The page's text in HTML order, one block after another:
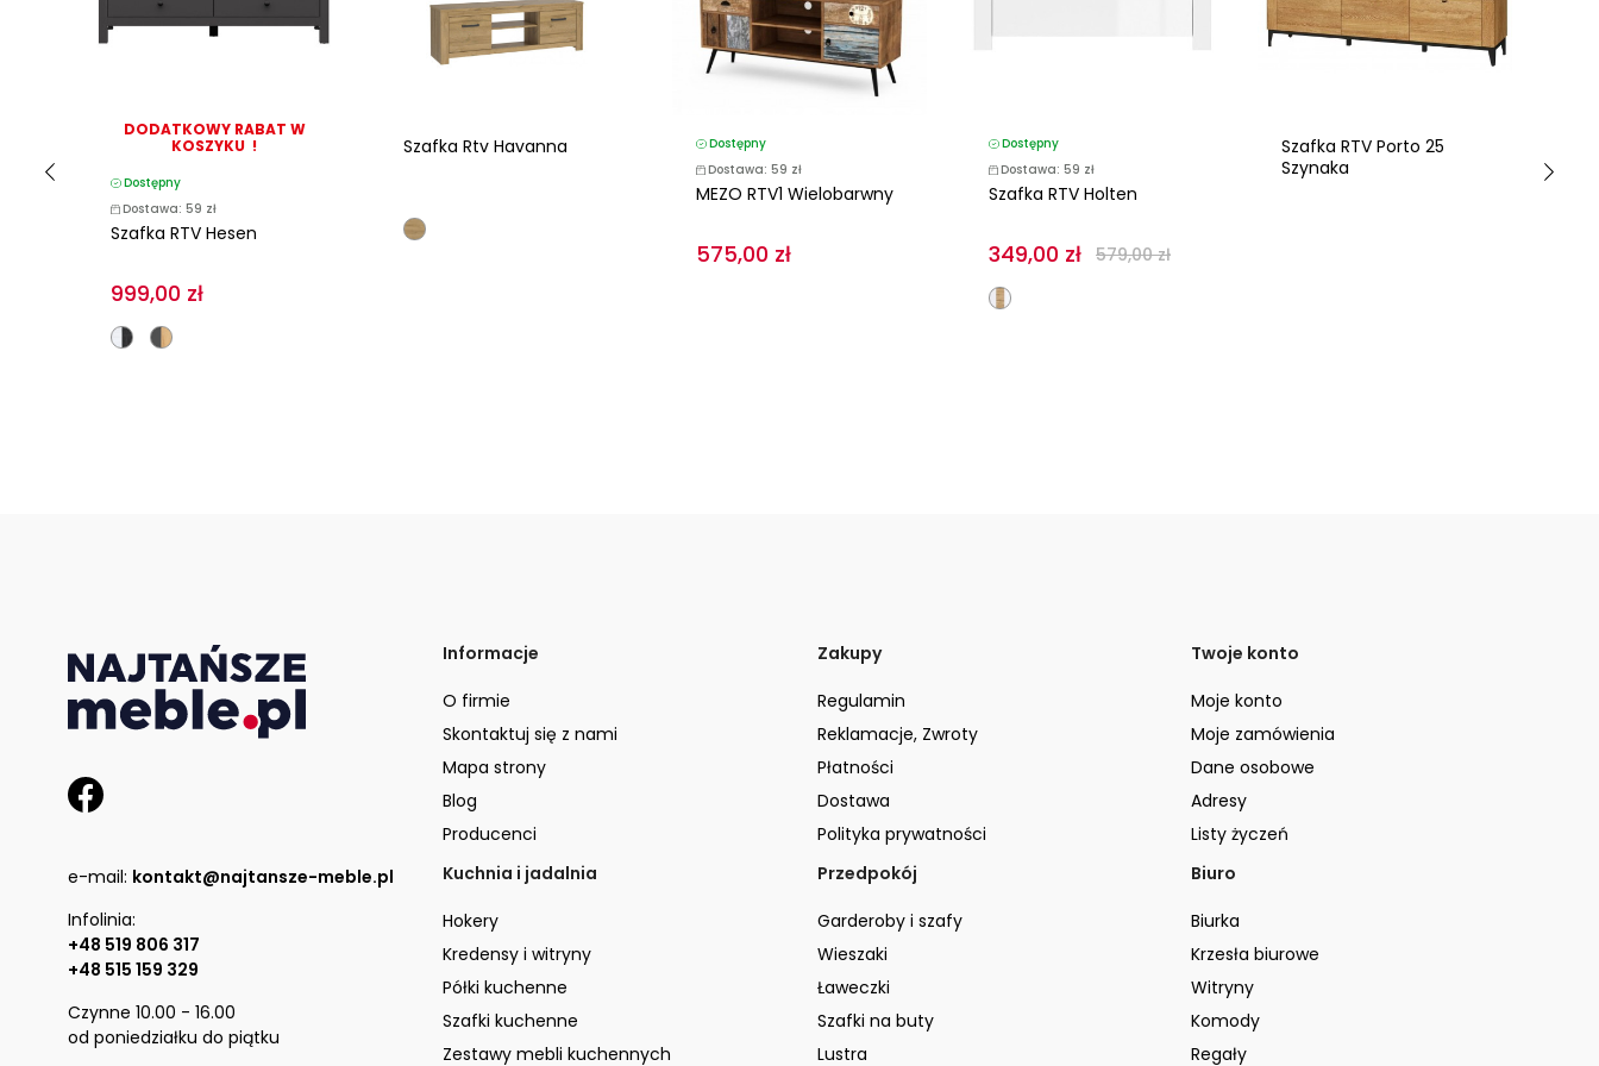
DODATKOWY RABAT W
KOSZYKU !
Dostępny
Dostawa: 59 zł
Szafka RTV Hesen
999,00 zł
Szafka Rtv Havanna
Dostępny
Dostawa: 59 zł
MEZO RTV1 Wielobarwny
575,00 zł
Dostępny
Dostawa: 59 zł
Szafka RTV Holten
349,00 zł 579,00 zł
Szafka RTV Porto 25
Szynaka
e-mail: kontakt@najtansze-meble.pl
Infolinia:
+48 519 806 317
+48 515 159 329
Czynne 10.00 - 16.00
od poniedziałku do piątku
Informacje
O firmie
Skontaktuj się z nami
Mapa strony
Blog
Producenci
Zakupy
Regulamin
Reklamacje, Zwroty
Płatności
Dostawa
Polityka prywatności
Twoje konto
Moje konto
Moje zamówienia
Dane osobowe
Adresy
Listy życzeń
Kuchnia i jadalnia
Hokery
Kredensy i witryny
Półki kuchenne
Szafki kuchenne
Zestawy mebli kuchennych
Przedpokój
Garderoby i szafy
Wieszaki
Ławeczki
Szafki na buty
Lustra
Biuro
Biurka
Krzesła biurowe
Witryny
Komody
Regały